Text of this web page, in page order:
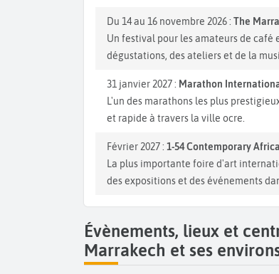
Du 14 au 16 novembre 2026 : The
Un festival pour les amateurs de café
dégustations, des ateliers et de la
31 janvier 2027 : Marathon
L'un des marathons les plus
et rapide à travers la ville ocre.
Février 2027 : 1-54 Contemporary
La plus importante foire d'art
des expositions et des événements
Évènements, lieux et
Marrakech et ses